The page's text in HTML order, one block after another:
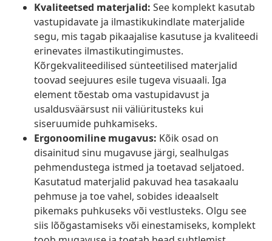
Kvaliteetsed materjalid: See komplekt kasutab
vastupidavate ja ilmastikukindlate materjalide
segu, mis tagab pikaajalise kasutuse ja kvaliteedi
erinevates ilmastikutingimustes.
Kõrgekvaliteedilised sünteetilised materjalid
toovad seejuures esile tugeva visuaali. Iga
element tõestab oma vastupidavust ja
usaldusväärsust nii väliüritusteks kui
siseruumide puhkamiseks.
Ergonoomiline mugavus: Kõik osad on
disainitud sinu mugavuse järgi, sealhulgas
pehmendustega istmed ja toetavad seljatoed.
Kasutatud materjalid pakuvad hea tasakaalu
pehmuse ja toe vahel, sobides ideaalselt
pikemaks puhkuseks või vestlusteks. Olgu see
siis lõõgastamiseks või einestamiseks, komplekt